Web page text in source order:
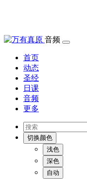
音频
首页
动态
圣经
日课
音频
更多
切换颜色
浅色
深色
自动